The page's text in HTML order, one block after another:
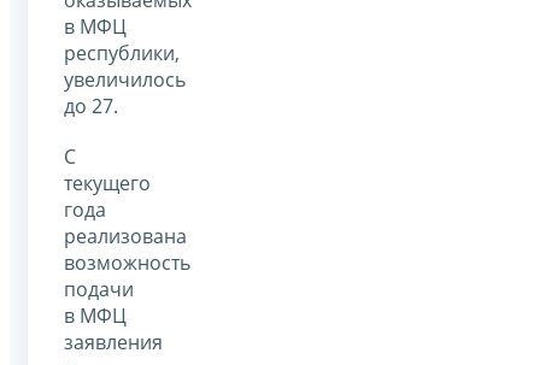
в МФЦ
республики,
увеличилось
до 27.
С
текущего
года
реализована
возможность
подачи
в МФЦ
заявления